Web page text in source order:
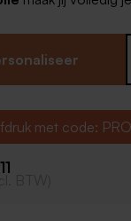
verticale kaart (17 x
zilverfolie,
hoeken
met code:
BTW)